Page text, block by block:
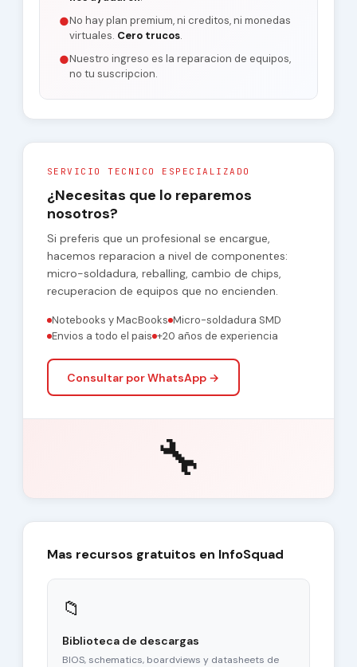
●No hay plan premium, ni creditos, ni monedas
virtuales. Cero trucos.
●Nuestro ingreso es la reparacion de equipos,
no tu suscripcion.
SERVICIO TECNICO ESPECIALIZADO
¿Necesitas que lo reparemos
nosotros?
Si preferis que un profesional se encargue,
hacemos reparacion a nivel de componentes:
micro-soldadura, reballing, cambio de chips,
recuperacion de equipos que no encienden.
Notebooks y MacBooks Micro-soldadura SMD
Envios a todo el pais +20 años de experiencia
Consultar por WhatsApp →
🔧
Mas recursos gratuitos en InfoSquad
📁
Biblioteca de descargas
BIOS, schematics, boardviews y datasheets de